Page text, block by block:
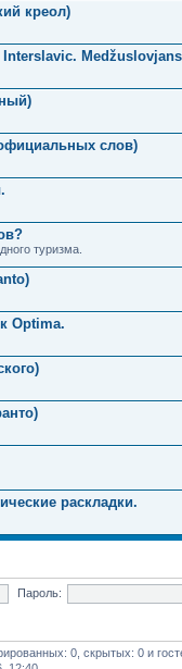
креол)
слов)
туризма.
Optima.
раскладки.
Пароль:
0, скрытых: 0 и